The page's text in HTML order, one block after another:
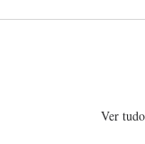
Ver tudo